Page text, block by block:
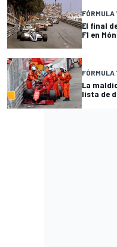
FÓRMULA
El final
F1 en
FÓRMULA
La
lista de